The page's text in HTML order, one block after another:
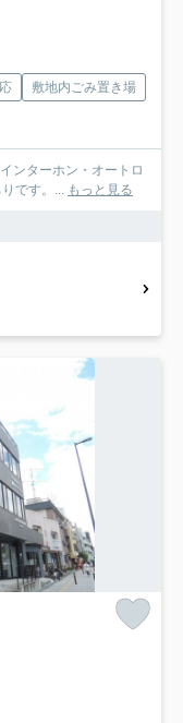
敷地内ごみ置き場
ンターホン・オートロ
です。... もっと見る